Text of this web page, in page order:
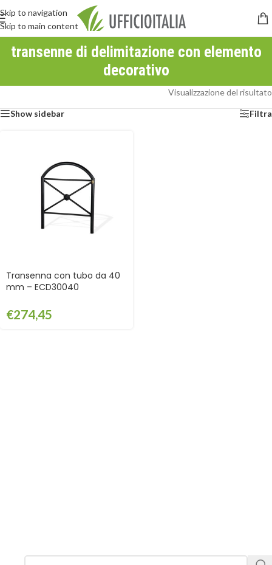
Skip to navigation
Skip to main content
transenne di delimitazione con elemento
decorativo
Visualizzazione del risultato
Show sidebar Filtra
Transenna con tubo da 40
mm – ECD30040
€274,45